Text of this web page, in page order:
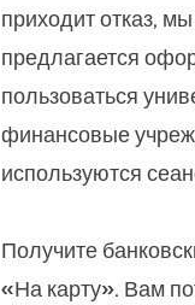
приходит отказ,
предлагается
пользоваться
финансовые
используются
Получите
«На карту». Вам